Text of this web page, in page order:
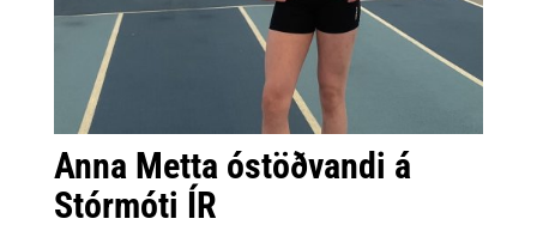
Anna Metta óstöðvandi á
Stórmóti ÍR